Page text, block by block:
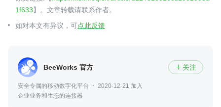
1f633】。文章转载请联系作者。
如对本文有异议，可点此反馈
BeeWorks 官方  关注
安全专属的移动数字化平台
2020-12-21 加入
企业业务和生态的连接器